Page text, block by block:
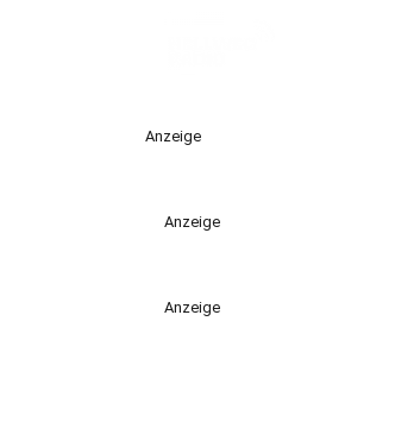
Anzeige
Anzeige
Anzeige